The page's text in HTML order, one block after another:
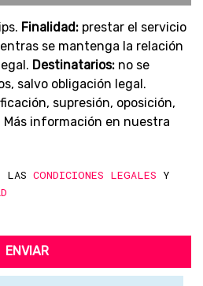
Finalidad: prestar el servicio
se mantenga la relación
Destinatarios: no se
salvo obligación legal.
supresión, oposición,
información en nuestra
LAS CONDICIONES LEGALES Y
ENVIAR